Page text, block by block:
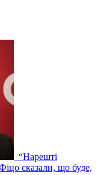
“Нарешті
сказали, що буде,